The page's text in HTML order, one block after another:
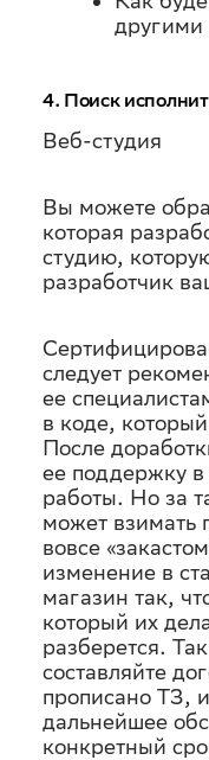
другими
4. Поиск
Веб-студия
Вы можете
которая
студию,
разработчик
следует
ее
в коде,
После
ее поддержку в
работы. Но за
может взимать
вовсе
изменение в
магазин так,
который их
разберется.
составляйте
прописано ТЗ,
дальнейшее
конкретный